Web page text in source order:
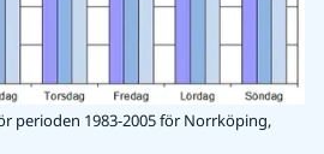
perioden 1983-2005 för Norrköping,